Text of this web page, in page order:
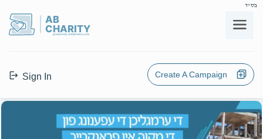
בס"ד
AB
CHARITY
powerd by ahblicklive.com
Sign In Create A Campaign